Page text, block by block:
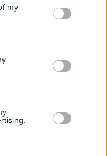
You may click to
third-party tags to
in below Google
my
lungo alle
(PS: prenotare
giorno).
Punto ristoro
la notte.